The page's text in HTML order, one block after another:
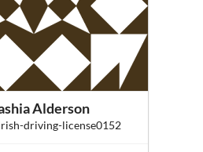
Alderson
driving-license0152